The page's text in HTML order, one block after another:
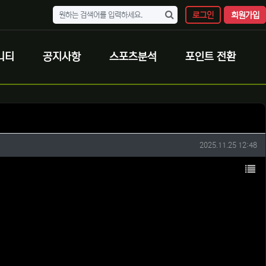
로그인 회원가입
티 공지사항 스포츠분석 포인트 전환
작성일
2025.11.25 12:48
목